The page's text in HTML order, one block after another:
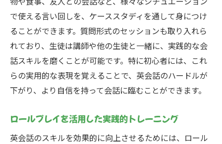
で使える言い回しを、ケーススタディを通して身につけ
ることができます。質問形式のセッションも取り入れら
れており、生徒は講師や他の生徒と一緒に、実践的な会
話スキルを磨くことが可能です。特に初心者には、これ
らの実用的な表現を覚えることで、英会話のハードルが
下がり、より自信を持って会話に臨むことができます。
ロールプレイを活用した実践的トレーニング
英会話のスキルを効果的に向上させるためには、ロール